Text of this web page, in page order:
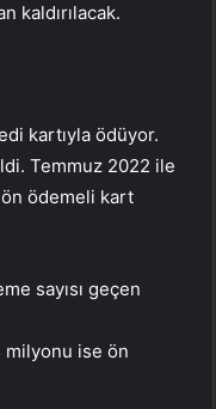
kaldırılacak.
kartıyla ödüyor.
Temmuz 2022 ile
ön ödemeli kart
sayısı geçen
milyonu ise ön